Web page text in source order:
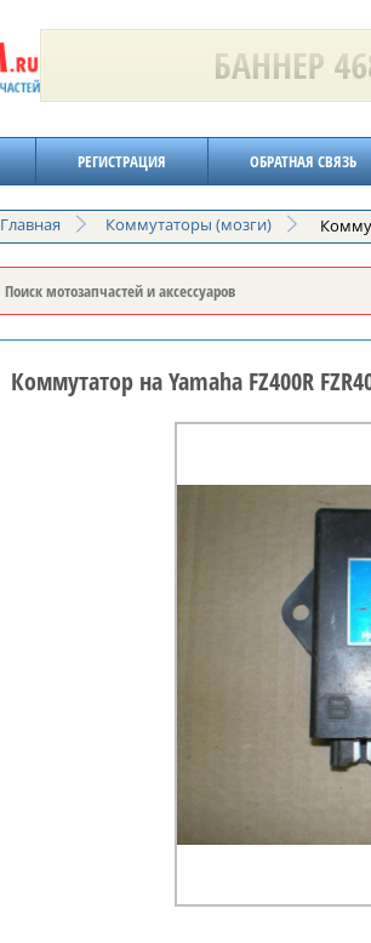
РЕГИСТРАЦИЯ ОБРАТНАЯ СВЯЗЬ
Главная Коммутаторы (мозги)
Коммутатор на Yamaha FZ400R